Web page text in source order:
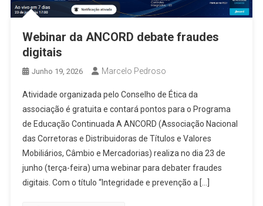
Webinar da ANCORD debate fraudes
digitais
Junho 19, 2026 Marcelo Pedroso
Atividade organizada pelo Conselho de Ética da
associação é gratuita e contará pontos para o Programa
de Educação Continuada A ANCORD (Associação Nacional
das Corretoras e Distribuidoras de Títulos e Valores
Mobiliários, Câmbio e Mercadorias) realiza no dia 23 de
junho (terça-feira) uma webinar para debater fraudes
digitais. Com o título “Integridade e prevenção a […]